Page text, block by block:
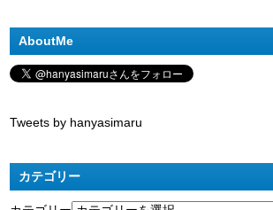
AboutMe
Tweets by hanyasimaru
カテゴリー